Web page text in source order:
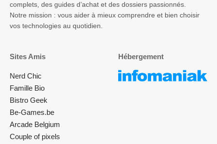
complets, des guides d’achat et des dossiers passionnés.
Notre mission : vous aider à mieux comprendre et bien choisir
vos technologies au quotidien.
Sites Amis
Nerd Chic
Famille Bio
Bistro Geek
Be-Games.be
Arcade Belgium
Couple of pixels
Hébergement